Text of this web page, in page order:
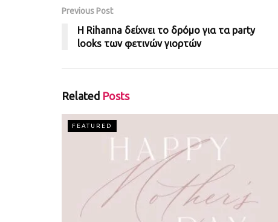
Previous Post
H Rihanna δείχνει το δρόμο για τα party
looks των φετινών γιορτών
Related Posts
FEATURED